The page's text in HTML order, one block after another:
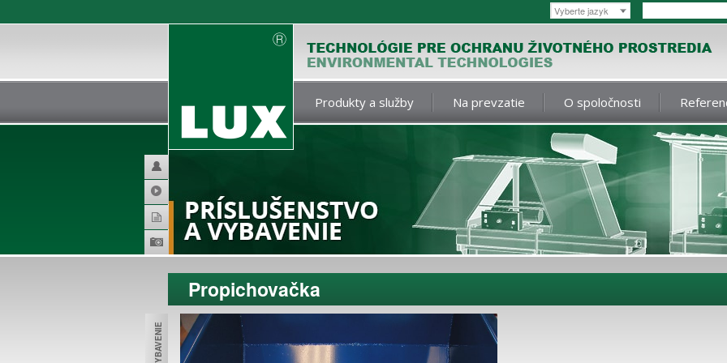
Vyberte jazyk
Produkty a služby Na prevzatie O spoločnosti
Katalogy
Produktová
Propichovačka